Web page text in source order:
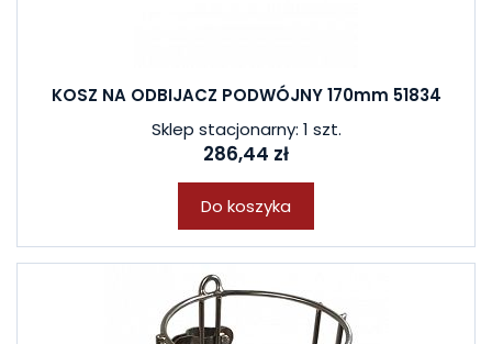
KOSZ NA ODBIJACZ PODWÓJNY 170mm 51834
Sklep stacjonarny: 1 szt.
286,44 zł
Do koszyka